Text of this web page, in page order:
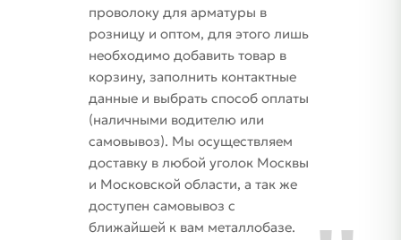
проволоку для арматуры в
розницу и оптом, для этого лишь
необходимо добавить товар в
корзину, заполнить контактные
данные и выбрать способ оплаты
(наличными водителю или
самовывоз). Мы осуществляем
доставку в любой уголок Москвы
и Московской области, а так же
доступен самовывоз с
ближайшей к вам металлобазе.